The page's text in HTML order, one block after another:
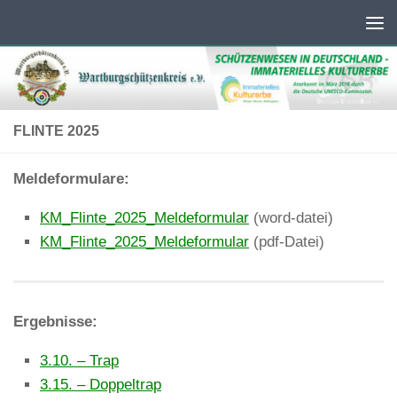
FLINTE 2025
Meldeformulare:
KM_Flinte_2025_Meldeformular (word-datei)
KM_Flinte_2025_Meldeformular (pdf-Datei)
Ergebnisse:
3.10. – Trap
3.15. – Doppeltrap